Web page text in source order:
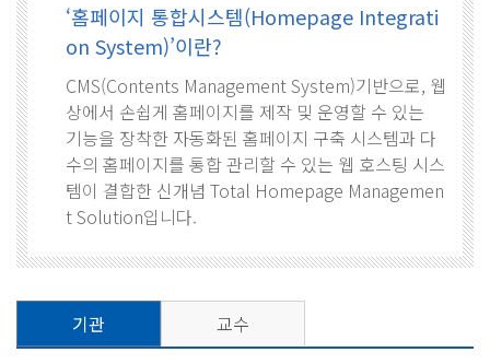
‘홈페이지 통합시스템(Homepage Integrati
on System)’이란?
CMS(Contents Management System)기반으로, 웹
상에서 손쉽게 홈페이지를 제작 및 운영할 수 있는
기능을 장착한 자동화된 홈페이지 구축 시스템과 다
수의 홈페이지를 통합 관리할 수 있는 웹 호스팅 시스
템이 결합한 신개념 Total Homepage Managemen
t Solution입니다.
기관 교수